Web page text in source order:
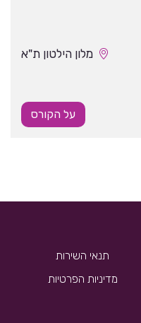
מלון הילטון ת"א
על הקורס
תנאי השירות
מדיניות הפרטיות